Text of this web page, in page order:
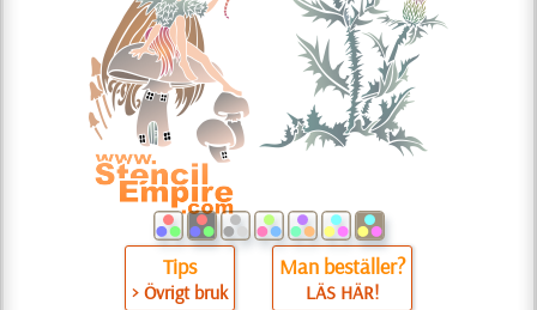
Tips
> Övrigt bruk
Man beställer?
LÄS HÄR!